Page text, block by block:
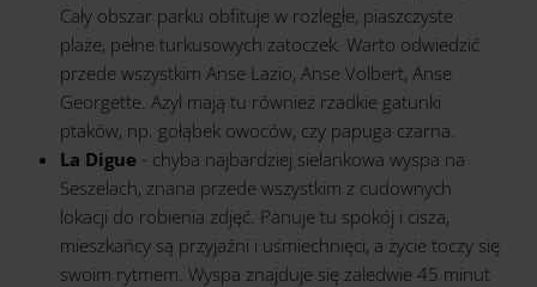
Cały obszar parku obfituje w rozległe, piaszczyste
plaże, pełne turkusowych zatoczek. Warto odwiedzić
przede wszystkim Anse Lazio, Anse Volbert, Anse
Georgette. Azyl mają tu również rzadkie gatunki
ptaków, np. gołąbek owoców, czy papuga czarna.
La Digue - chyba najbardziej sielankowa wyspa na
Seszelach, znana przede wszystkim z cudownych
lokacji do robienia zdjęć. Panuje tu spokój i cisza,
mieszkańcy są przyjaźni i uśmiechnięci, a życie toczy się
swoim rytmem. Wyspa znajduje się zaledwie 45 minut